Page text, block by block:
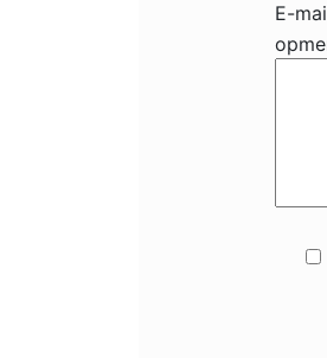
E-